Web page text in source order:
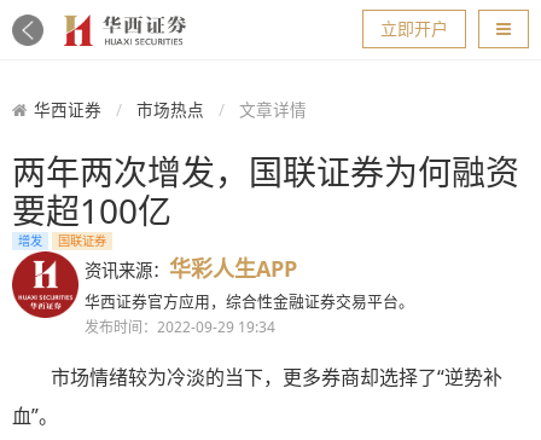
导航
立即开户
华西证券 市场热点 文章详情
两年两次增发，国联证券为何融资
要超100亿
增发 国联证券
资讯来源： 华彩人生APP
华西证券官方应用，综合性金融证券交易平台。
发布时间：2022-09-29 19:34
市场情绪较为冷淡的当下，更多券商却选择了“逆势补
血”。